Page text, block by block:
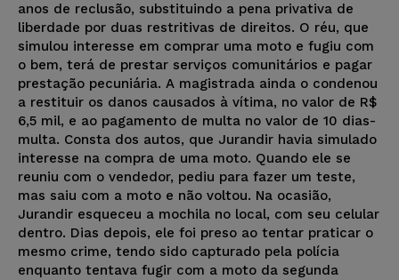
anos de reclusão, substituindo a pena privativa de
liberdade por duas restritivas de direitos. O réu, que
simulou interesse em comprar uma moto e fugiu com
o bem, terá de prestar serviços comunitários e pagar
prestação pecuniária. A magistrada ainda o condenou
a restituir os danos causados à vítima, no valor de R$
6,5 mil, e ao pagamento de multa no valor de 10 dias-
multa. Consta dos autos, que Jurandir havia simulado
interesse na compra de uma moto. Quando ele se
reuniu com o vendedor, pediu para fazer um teste,
mas saiu com a moto e não voltou. Na ocasião,
Jurandir esqueceu a mochila no local, com seu celular
dentro. Dias depois, ele foi preso ao tentar praticar o
mesmo crime, tendo sido capturado pela polícia
enquanto tentava fugir com a moto da segunda